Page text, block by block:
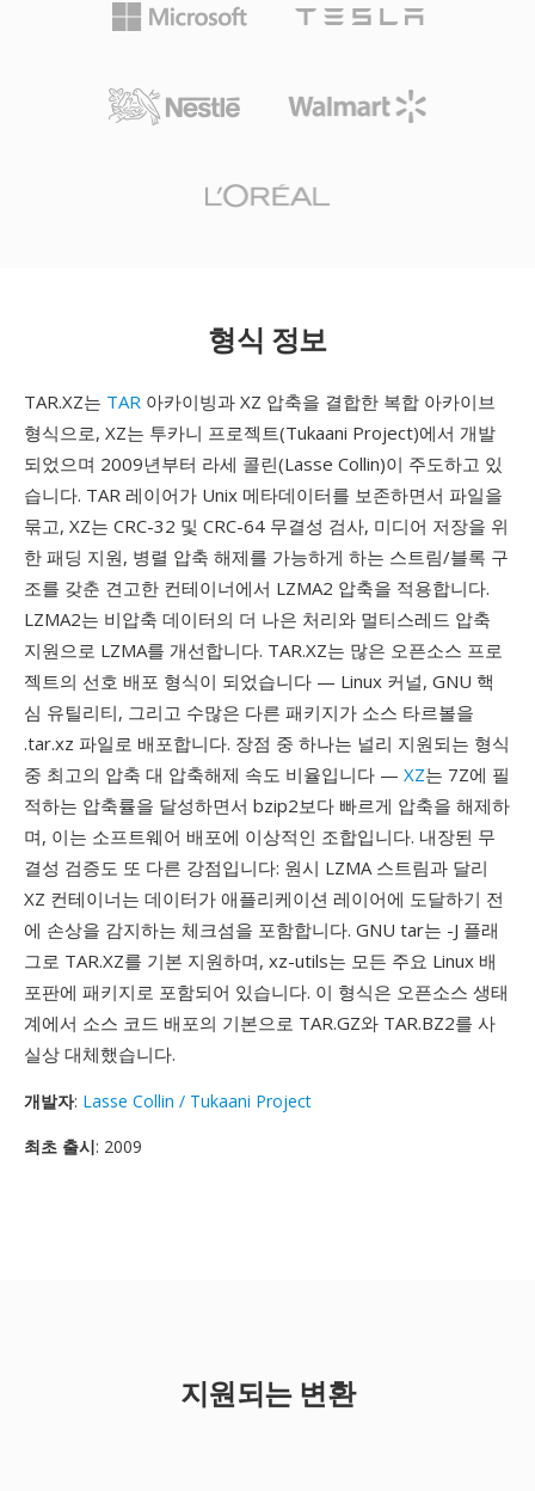
형식 정보
TAR.XZ는 TAR 아카이빙과 XZ 압축을 결합한 복합 아카이브
형식으로, XZ는 투카니 프로젝트(Tukaani Project)에서 개발
되었으며 2009년부터 라세 콜린(Lasse Collin)이 주도하고 있
습니다. TAR 레이어가 Unix 메타데이터를 보존하면서 파일을
묶고, XZ는 CRC-32 및 CRC-64 무결성 검사, 미디어 저장을 위
한 패딩 지원, 병렬 압축 해제를 가능하게 하는 스트림/블록 구
조를 갖춘 견고한 컨테이너에서 LZMA2 압축을 적용합니다.
LZMA2는 비압축 데이터의 더 나은 처리와 멀티스레드 압축
지원으로 LZMA를 개선합니다. TAR.XZ는 많은 오픈소스 프로
젝트의 선호 배포 형식이 되었습니다 — Linux 커널, GNU 핵
심 유틸리티, 그리고 수많은 다른 패키지가 소스 타르볼을
.tar.xz 파일로 배포합니다. 장점 중 하나는 널리 지원되는 형식
중 최고의 압축 대 압축해제 속도 비율입니다 — XZ는 7Z에 필
적하는 압축률을 달성하면서 bzip2보다 빠르게 압축을 해제하
며, 이는 소프트웨어 배포에 이상적인 조합입니다. 내장된 무
결성 검증도 또 다른 강점입니다: 원시 LZMA 스트림과 달리
XZ 컨테이너는 데이터가 애플리케이션 레이어에 도달하기 전
에 손상을 감지하는 체크섬을 포함합니다. GNU tar는 -J 플래
그로 TAR.XZ를 기본 지원하며, xz-utils는 모든 주요 Linux 배
포판에 패키지로 포함되어 있습니다. 이 형식은 오픈소스 생태
계에서 소스 코드 배포의 기본으로 TAR.GZ와 TAR.BZ2를 사
실상 대체했습니다.
개발자: Lasse Collin / Tukaani Project
최초 출시: 2009
지원되는 변환